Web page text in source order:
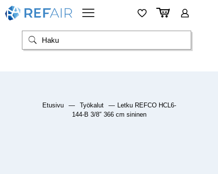
Etusivu — Työkalut — Letku REFCO HCL6-
144-B 3/8″ 366 cm sininen